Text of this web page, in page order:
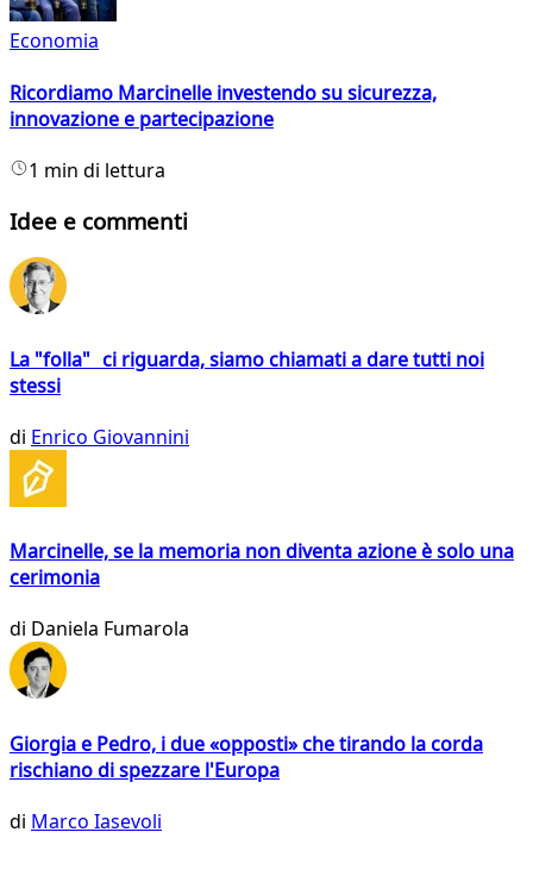
Economia
Ricordiamo Marcinelle investendo su sicurezza,
innovazione e partecipazione
1 min di lettura
Idee e commenti
La "folla" ci riguarda, siamo chiamati a dare tutti noi
stessi
di Enrico Giovannini
Marcinelle, se la memoria non diventa azione è solo una
cerimonia
di Daniela Fumarola
Giorgia e Pedro, i due «opposti» che tirando la corda
rischiano di spezzare l'Europa
di Marco Iasevoli